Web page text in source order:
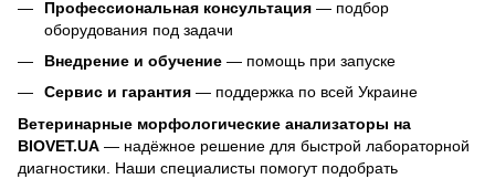
Профессиональная консультация — подбор
оборудования под задачи
Внедрение и обучение — помощь при запуске
Сервис и гарантия — поддержка по всей Украине
Ветеринарные морфологические анализаторы на
BIOVET.UA — надёжное решение для быстрой лабораторной
диагностики. Наши специалисты помогут подобрать